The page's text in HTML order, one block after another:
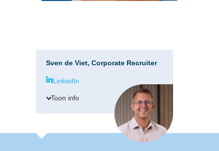
Sven de Viet, Corporate Recruiter
LinkedIn
Toon info